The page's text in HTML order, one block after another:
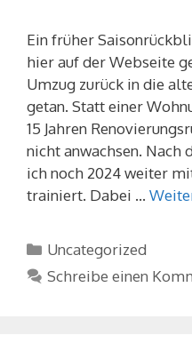
Ein früher
hier auf der Webseite
Umzug zurück in die
getan. Statt einer
15 Jahren
nicht anwachsen. Nach
ich noch 2024 weiter
trainiert. Dabei …
Kategorien
Uncategorized
Schreibe einen